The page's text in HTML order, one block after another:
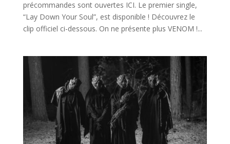
précommandes sont ouvertes ICI. Le premier single,
“Lay Down Your Soul”, est disponible ! Découvrez le
clip officiel ci-dessous. On ne présente plus VENOM !...